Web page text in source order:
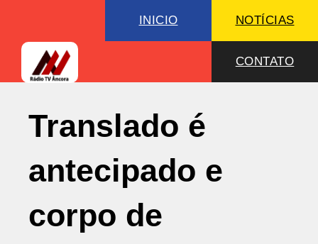
INICIO NOTÍCIAS
CONTATO
Translado é
antecipado e
corpo de